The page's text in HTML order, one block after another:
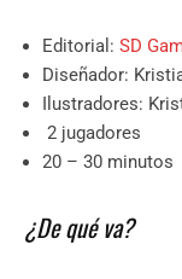
Editorial: SD
Diseñador:
Ilustradores:
2 jugadores
20 – 30 minutos
¿De qué va?